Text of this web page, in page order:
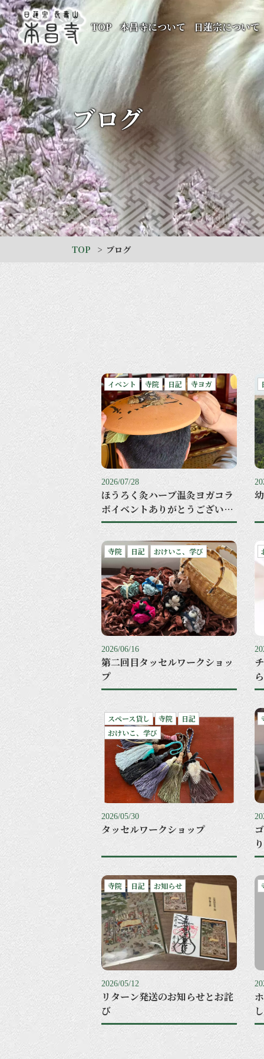
TOP 本昌寺について 日蓮宗について
ブログ
TOP ブログ
イベント 寺院 日記 寺ヨガ
2026/07/28
ほうろく灸ハーブ温灸ヨガコラ
ボイベントありがとうございま
した。
寺院 日記 おけいこ、学び
2026/06/16
第二回目タッセルワークショッ
プ
スペース貸し 寺院
日記
おけいこ、学び
2026/05/30
タッセルワークショップ
寺院 日記 お知らせ
2026/05/12
リターン発送のお知らせとお詫
び